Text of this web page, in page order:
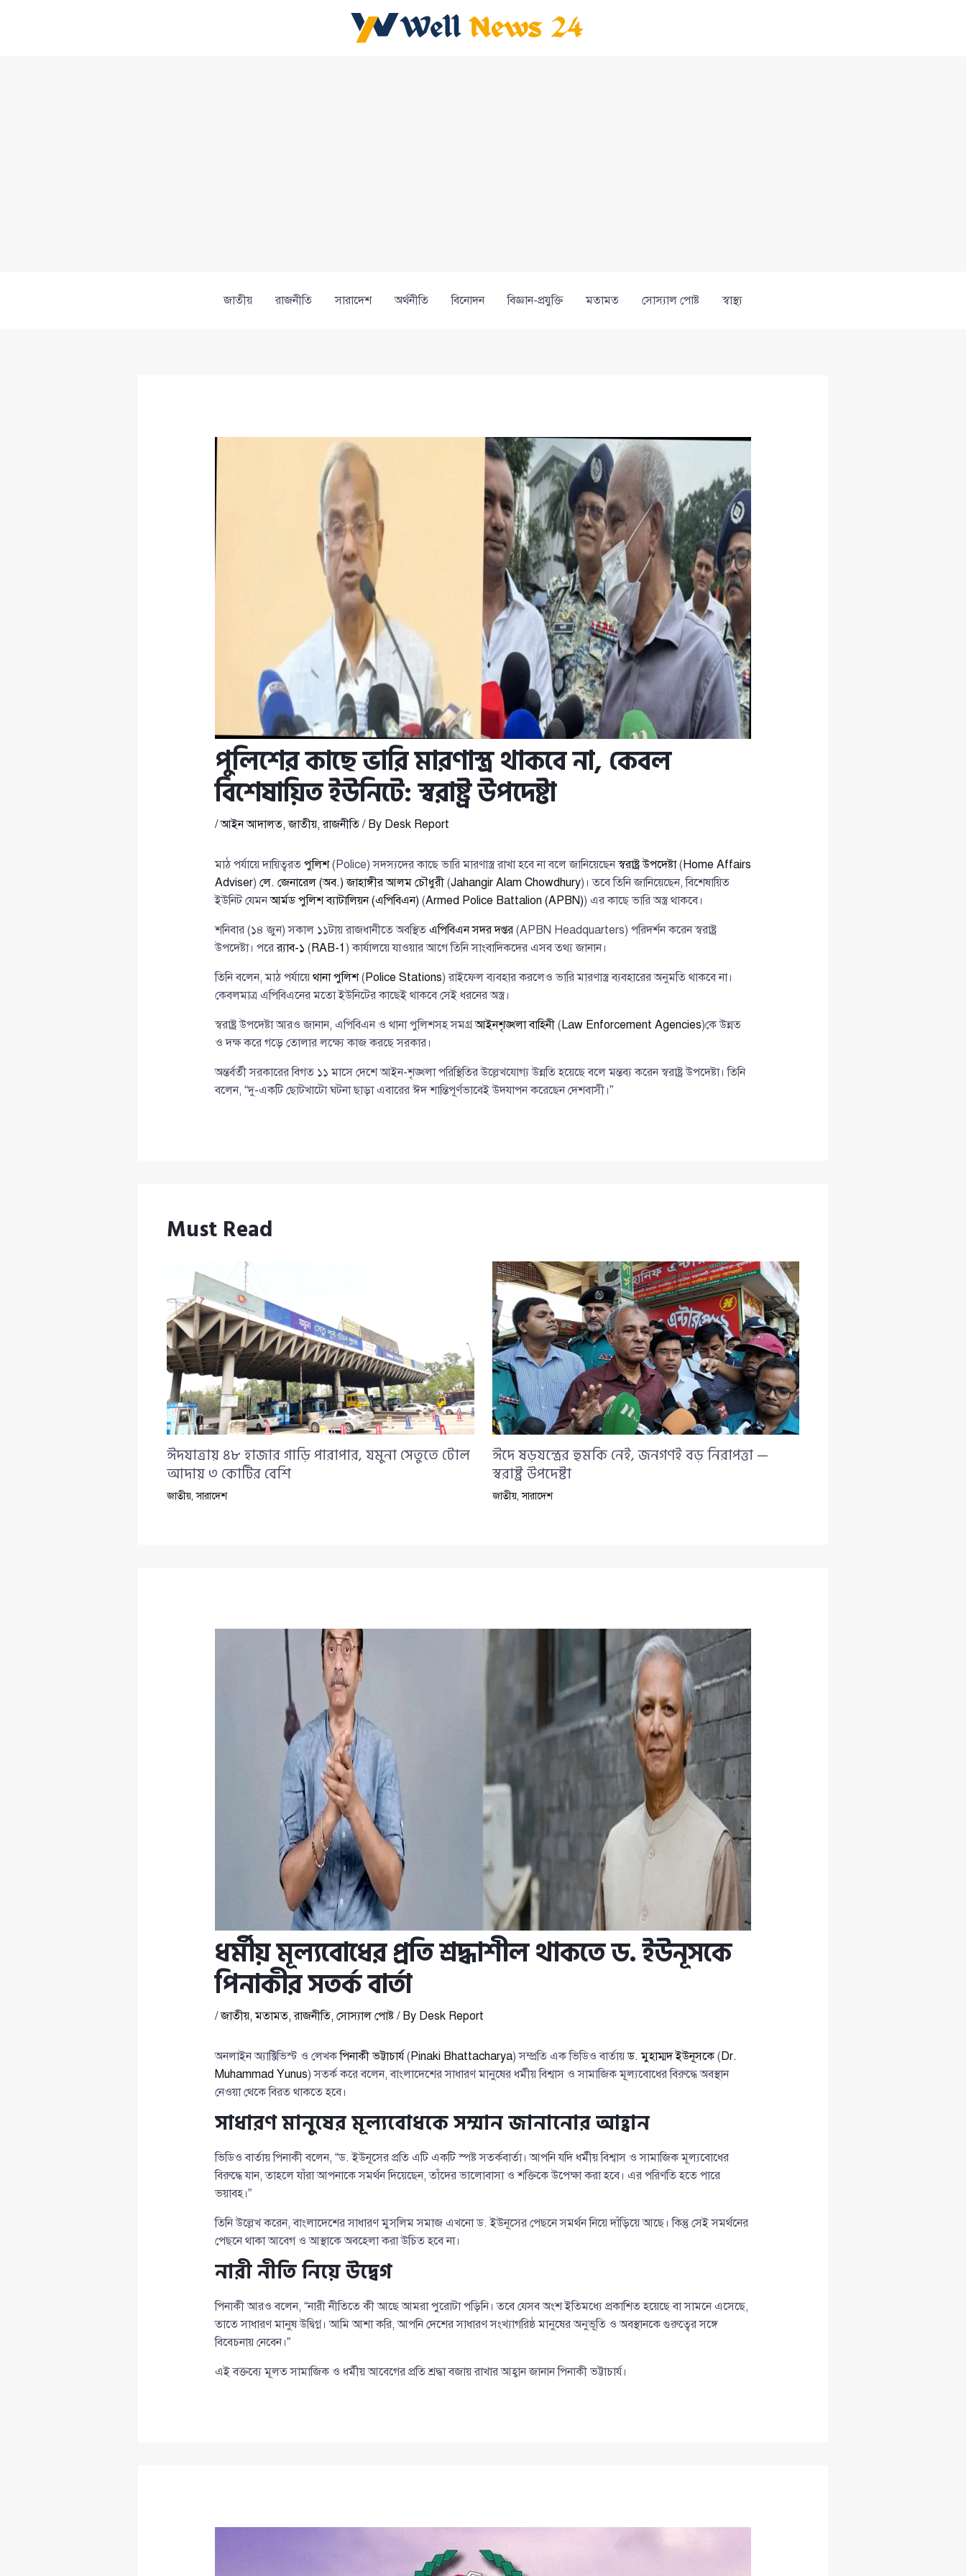
জাতীয় রাজনীতি সারাদেশ অর্থনীতি বিনোদন বিজ্ঞান-প্রযুক্তি মতামত সোস্যাল পোষ্ট স্বাস্থ্য
পুলিশের কাছে ভারি মারণাস্ত্র থাকবে না, কেবল
বিশেষায়িত ইউনিটে: স্বরাষ্ট্র উপদেষ্টা
/আইন আদালত,জাতীয়,রাজনীতি/ By Desk Report
মাঠ পর্যায়ে দায়িত্বরত পুলিশ(Police) সদস্যদের কাছে ভারি মারণাস্ত্র রাখা হবে না বলে জানিয়েছেনস্বরাষ্ট্র উপদেষ্টা(Home Affairs
Adviser) লে. জেনারেল (অব.) জাহাঙ্গীর আলম চৌধুরী(Jahangir Alam Chowdhury)। তবে তিনি জানিয়েছেন, বিশেষায়িত
ইউনিট যেমনআর্মড পুলিশ ব্যাটালিয়ন (এপিবিএন) (Armed Police Battalion (APBN)) এর কাছে ভারি অস্ত্র থাকবে।
শনিবার (১৪ জুন) সকাল ১১টায় রাজধানীতে অবস্থিত এপিবিএন সদর দপ্তর(APBN Headquarters) পরিদর্শন করেন স্বরাষ্ট্র
উপদেষ্টা। পরের‌্যাব-১ (RAB-1) কার্যালয়ে যাওয়ার আগে তিনি সাংবাদিকদের এসব তথ্য জানান।
তিনি বলেন, মাঠ পর্যায়েথানা পুলিশ(Police Stations) রাইফেল ব্যবহার করলেও ভারি মারণাস্ত্র ব্যবহারের অনুমতি থাকবে না।
কেবলমাত্র এপিবিএনের মতো ইউনিটের কাছেই থাকবে সেই ধরনের অস্ত্র।
স্বরাষ্ট্র উপদেষ্টা আরও জানান, এপিবিএন ও থানা পুলিশসহ সমগ্রআইনশৃঙ্খলা বাহিনী(Law Enforcement Agencies)কে উন্নত
ও দক্ষ করে গড়ে তোলার লক্ষ্যে কাজ করছে সরকার।
অন্তর্বর্তী সরকারের বিগত ১১ মাসে দেশে আইন-শৃঙ্খলা পরিস্থিতির উল্লেখযোগ্য উন্নতি হয়েছে বলে মন্তব্য করেন স্বরাষ্ট্র উপদেষ্টা। তিনি
বলেন, “দু-একটি ছোটখাটো ঘটনা ছাড়া এবারের ঈদ শান্তিপূর্ণভাবেই উদযাপন করেছেন দেশবাসী।”
Must Read
ঈদযাত্রায় ৪৮ হাজার গাড়ি পারাপার, যমুনা সেতুতে টোল
আদায় ৩ কোটির বেশি
জাতীয়,সারাদেশ
ঈদে ষড়যন্ত্রের হুমকি নেই, জনগণই বড় নিরাপত্তা —
স্বরাষ্ট্র উপদেষ্টা
জাতীয়,সারাদেশ
ধর্মীয় মূল্যবোধের প্রতি শ্রদ্ধাশীল থাকতে ড. ইউনূসকে
পিনাকীর সতর্ক বার্তা
/জাতীয়,মতামত,রাজনীতি, সোস্যাল পোষ্ট/ By Desk Report
অনলাইন অ্যাক্টিভিস্ট ও লেখকপিনাকী ভট্টাচার্য(Pinaki Bhattacharya) সম্প্রতি এক ভিডিও বার্তায়ড. মুহাম্মদ ইউনূসকে(Dr.
Muhammad Yunus) সতর্ক করে বলেন, বাংলাদেশের সাধারণ মানুষের ধর্মীয় বিশ্বাস ও সামাজিক মূল্যবোধের বিরুদ্ধে অবস্থান
নেওয়া থেকে বিরত থাকতে হবে।
সাধারণ মানুষের মূল্যবোধকে সম্মান জানানোর আহ্বান
ভিডিও বার্তায় পিনাকী বলেন, “ড. ইউনূসের প্রতি এটি একটি স্পষ্ট সতর্কবার্তা। আপনি যদি ধর্মীয় বিশ্বাস ও সামাজিক মূল্যবোধের
বিরুদ্ধে যান, তাহলে যাঁরা আপনাকে সমর্থন দিয়েছেন, তাঁদের ভালোবাসা ও শক্তিকে উপেক্ষা করা হবে। এর পরিণতি হতে পারে
ভয়াবহ।”
তিনি উল্লেখ করেন, বাংলাদেশের সাধারণ মুসলিম সমাজ এখনো ড. ইউনূসের পেছনে সমর্থন নিয়ে দাঁড়িয়ে আছে। কিন্তু সেই সমর্থনের
পেছনে থাকা আবেগ ও আস্থাকে অবহেলা করা উচিত হবে না।
নারী নীতি নিয়ে উদ্বেগ
পিনাকী আরও বলেন, “নারী নীতিতে কী আছে আমরা পুরোটা পড়িনি। তবে যেসব অংশ ইতিমধ্যে প্রকাশিত হয়েছে বা সামনে এসেছে,
তাতে সাধারণ মানুষ উদ্বিগ্ন। আমি আশা করি, আপনি দেশের সাধারণ সংখ্যাগরিষ্ঠ মানুষের অনুভূতি ও অবস্থানকে গুরুত্বের সঙ্গে
বিবেচনায় নেবেন।”
এই বক্তব্যে মূলত সামাজিক ও ধর্মীয় আবেগের প্রতি শ্রদ্ধা বজায় রাখার আহ্বান জানান পিনাকী ভট্টাচার্য।